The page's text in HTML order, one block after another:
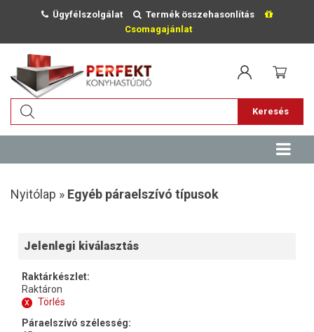
Ügyfélszolgálat
Termék összehasonlítás
Csomagajánlat
Keresés
Nyitólap » Egyéb páraelszívó típusok
Jelenlegi kiválasztás
Raktárkészlet:
Raktáron
x
Törlés
Páraelszívó szélesség: